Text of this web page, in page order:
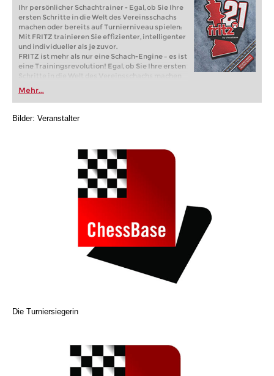
Ihr persönlicher Schachtrainer - Egal, ob Sie Ihre
ersten Schritte in die Welt des Vereinsschachs
machen oder bereits auf Turnierniveau spielen:
Mit FRITZ trainieren Sie effizienter, intelligenter
und individueller als je zuvor.
FRITZ ist mehr als nur eine Schach-Engine – es ist
eine Trainingsrevolution! Egal, ob Sie Ihre ersten
Schritte in die Welt des Vereinsschachs machen
oder bereits auf Turnierniveau spielen: Mit
FRITZ trainieren Sie effizienter, intelligenter und
individueller als je zuvor.
Mehr...
Bilder: Veranstalter
Die Turniersiegerin